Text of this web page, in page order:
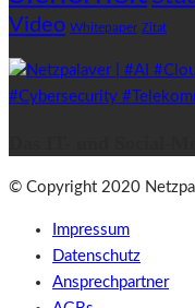
Video Whitepaper Zitat
© Copyright 2020
Impressum
Datenschutz
Ansprechpartner